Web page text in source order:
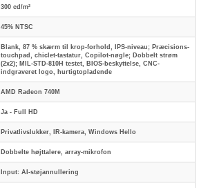
300 cd/m²
45% NTSC
Blank, 87 % skærm til krop-forhold, IPS-niveau; Præcisions-
touchpad, chiclet-tastatur, Copilot-nøgle; Dobbelt strøm
(2x2); MIL-STD-810H testet, BIOS-beskyttelse, CNC-
indgraveret logo, hurtigtopladende
AMD Radeon 740M
Ja - Full HD
Privatlivslukker, IR-kamera, Windows Hello
Dobbelte højttalere, array-mikrofon
Input: AI-støjannullering